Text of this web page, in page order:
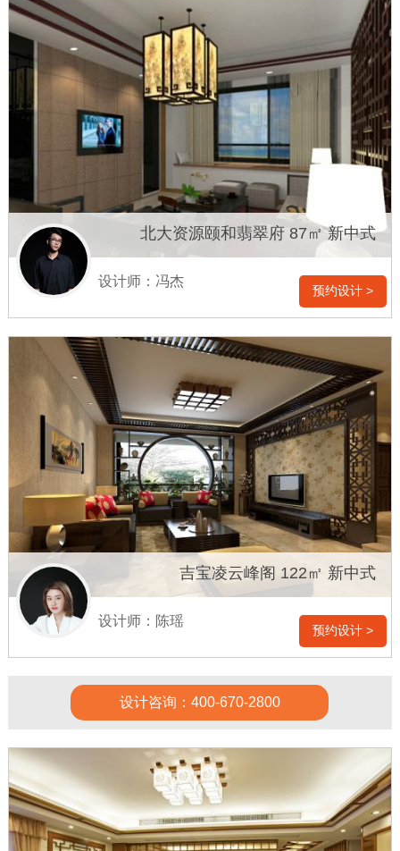
北大资源颐和翡翠府 87㎡ 新中式
设计师：冯杰
预约设计 >
吉宝凌云峰阁 122㎡ 新中式
设计师：陈瑶
预约设计 >
设计咨询：400-670-2800